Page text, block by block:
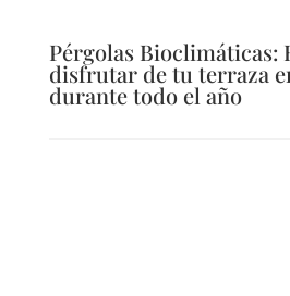
Pérgolas Bioclimáticas:
disfrutar de tu terraza
durante todo el año